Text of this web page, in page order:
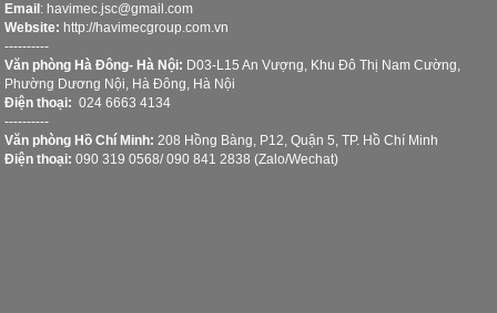
Email : havimec.jsc@gmail.com
Website: http://havimecgroup.com.vn
----------
Văn phòng Hà Đông- Hà Nội: D03-L15 An Vượng, Khu Đô Thị Nam Cường,
Phường Dương Nội, Hà Đông, Hà Nội
Điện thoại: 024 6663 4134
----------
Văn phòng Hồ Chí Minh: 208 Hồng Bàng, P12, Quận 5, TP. Hồ Chí Minh
Điện thoại: 090 319 0568/ 090 841 2838 (Zalo/Wechat)